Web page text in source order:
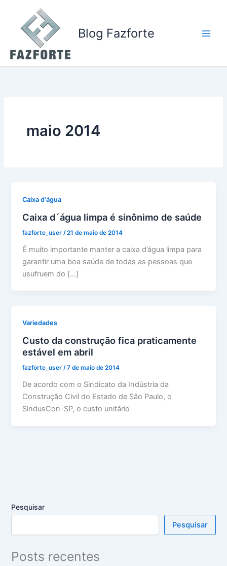
conteúdo
Blog Fazforte
maio 2014
Caixa d'água
Caixa d´água limpa é sinônimo de saúde
fazforte_user /21 de maio de 2014
É muito importante manter a caixa d’água limpa para
garantir uma boa saúde de todas as pessoas que
usufruem do […]
Variedades
Custo da construção fica praticamente
estável em abril
fazforte_user/7 de maio de 2014
De acordo com o Sindicato da Indústria da
Construção Civil do Estado de São Paulo, o
SindusCon-SP, o custo unitário
Pesquisar
Pesquisar
Posts recentes